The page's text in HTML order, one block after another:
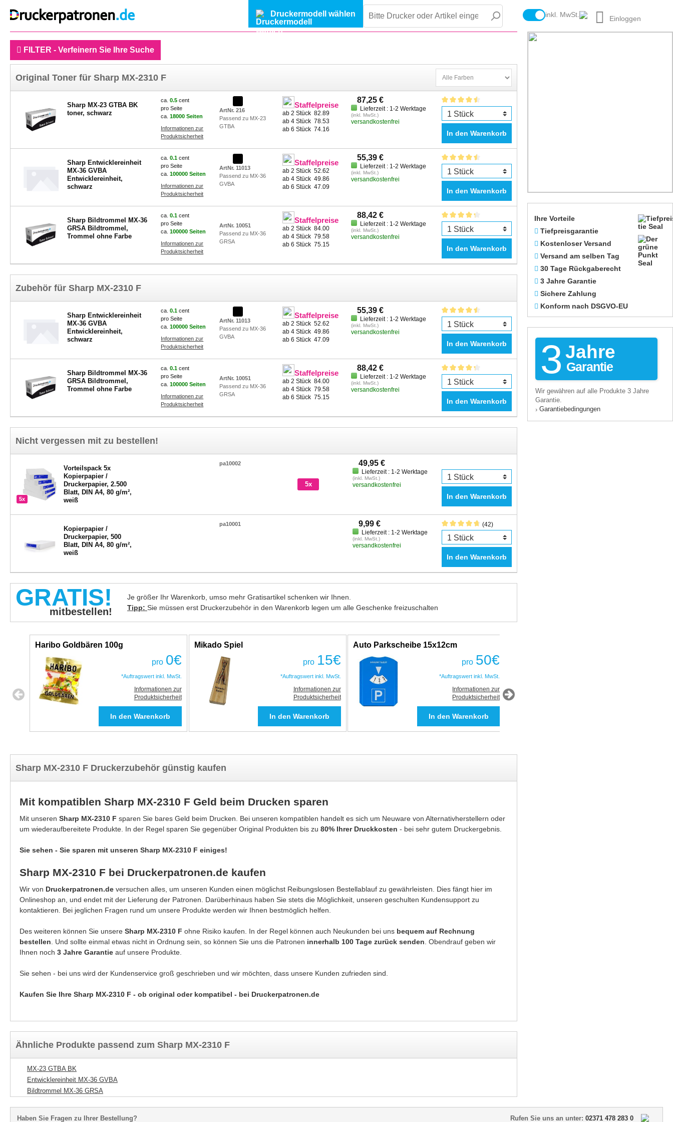
Druckermodell wählen inkl. MwSt. Einloggen
FILTER - Verfeinern Sie Ihre Suche
Original Toner für Sharp MX-2310 F
Sharp MX-23 GTBA BK
toner, schwarz
ca.0.5cent
pro Seite
ca.18000 Seiten
Informationen zur
Produktsicherheit
ArtNr. 216
Passend zu MX-23
GTBA
Staffelpreise
ab 2 Stück82.89
ab 4 Stück78.53
ab 6 Stück74.16
87,25 €
Lieferzeit : 1-2 Werktage
(inkl. MwSt.)
versandkostenfrei
In den Warenkorb
Sharp Entwicklereinheit
MX-36 GVBA
Entwicklereinheit,
schwarz
ca.0.1cent
pro Seite
ca.100000 Seiten
Informationen zur
Produktsicherheit
ArtNr. 11013
Passend zu MX-36
GVBA
Staffelpreise
ab 2 Stück52.62
ab 4 Stück49.86
ab 6 Stück47.09
55,39 €
Lieferzeit : 1-2 Werktage
(inkl. MwSt.)
versandkostenfrei
In den Warenkorb
Sharp Bildtrommel MX-36
GRSA Bildtrommel,
Trommel ohne Farbe
ca.0.1cent
pro Seite
ca.100000 Seiten
Informationen zur
Produktsicherheit
ArtNr. 10051
Passend zu MX-36
GRSA
Staffelpreise
ab 2 Stück84.00
ab 4 Stück79.58
ab 6 Stück75.15
88,42 €
Lieferzeit : 1-2 Werktage
(inkl. MwSt.)
versandkostenfrei
In den Warenkorb
Zubehör für Sharp MX-2310 F
Sharp Entwicklereinheit
MX-36 GVBA
Entwicklereinheit,
schwarz
ca.0.1cent
pro Seite
ca.100000 Seiten
Informationen zur
Produktsicherheit
ArtNr. 11013
Passend zu MX-36
GVBA
Staffelpreise
ab 2 Stück52.62
ab 4 Stück49.86
ab 6 Stück47.09
55,39 €
Lieferzeit : 1-2 Werktage
(inkl. MwSt.)
versandkostenfrei
In den Warenkorb
Sharp Bildtrommel MX-36
GRSA Bildtrommel,
Trommel ohne Farbe
ca.0.1cent
pro Seite
ca.100000 Seiten
Informationen zur
Produktsicherheit
ArtNr. 10051
Passend zu MX-36
GRSA
Staffelpreise
ab 2 Stück84.00
ab 4 Stück79.58
ab 6 Stück75.15
88,42 €
Lieferzeit : 1-2 Werktage
(inkl. MwSt.)
versandkostenfrei
In den Warenkorb
Nicht vergessen mit zu bestellen!
5x
Vorteilspack 5x
Kopierpapier /
Druckerpapier, 2.500
Blatt, DIN A4, 80 g/m²,
weiß
pa10002
5x
49,95 €
Lieferzeit : 1-2 Werktage
(inkl. MwSt.)
versandkostenfrei
In den Warenkorb
Kopierpapier /
Druckerpapier, 500
Blatt, DIN A4, 80 g/m²,
weiß
pa10001 9,99 €
Lieferzeit : 1-2 Werktage
(inkl. MwSt.)
versandkostenfrei
(42)
In den Warenkorb
GRATIS!
mitbestellen!
Je größer Ihr Warenkorb, umso mehr Gratisartikel schenken wir Ihnen.
Tipp: Sie müssen erst Druckerzubehör in den Warenkorb legen um alle Geschenke freizuschalten
Haribo Goldbären 100g
pro 0€
*Auftragswert inkl. MwSt.
Informationen zur
Produktsicherheit
Mikado Spiel
pro 15€
*Auftragswert inkl. MwSt.
Informationen zur
Produktsicherheit
Auto Parkscheibe 15x12cm
pro 50€
*Auftragswert inkl. MwSt.
Informationen zur
Produktsicherheit
Sharp MX-2310 F Druckerzubehör günstig kaufen
Mit kompatiblen Sharp MX-2310 F Geld beim Drucken sparen
Mit unseren Sharp MX-2310 F sparen Sie bares Geld beim Drucken. Bei unseren kompatiblen handelt es sich um Neuware von Alternativherstellern oder
um wiederaufbereitete Produkte. In der Regel sparen Sie gegenüber Original Produkten bis zu 80% Ihrer Druckkosten - bei sehr gutem Druckergebnis.
Sie sehen - Sie sparen mit unseren Sharp MX-2310 F einiges!
Sharp MX-2310 F bei Druckerpatronen.de kaufen
Wir von Druckerpatronen.de versuchen alles, um unseren Kunden einen möglichst Reibungslosen Bestellablauf zu gewährleisten. Dies fängt hier im
Onlineshop an, und endet mit der Lieferung der Patronen. Darüberhinaus haben Sie stets die Möglichkeit, unseren geschulten Kundensupport zu
kontaktieren. Bei jeglichen Fragen rund um unsere Produkte werden wir Ihnen bestmöglich helfen.
Des weiteren können Sie unsere Sharp MX-2310 F ohne Risiko kaufen. In der Regel können auch Neukunden bei uns bequem auf Rechnung
bestellen . Und sollte einmal etwas nicht in Ordnung sein, so können Sie uns die Patronen innerhalb 100 Tage zurück senden . Obendrauf geben wir
Ihnen noch 3 Jahre Garantie auf unsere Produkte.
Sie sehen - bei uns wird der Kundenservice groß geschrieben und wir möchten, dass unsere Kunden zufrieden sind.
Kaufen Sie Ihre Sharp MX-2310 F - ob original oder kompatibel - bei Druckerpatronen.de
Ähnliche Produkte passend zum Sharp MX-2310 F
MX-23 GTBA BK
Entwicklereinheit MX-36 GVBA
Bildtrommel MX-36 GRSA
Ihre Vorteile
Tiefpreisgarantie
Kostenloser Versand
Versand am selben Tag
30 Tage Rückgaberecht
3 Jahre Garantie
Sichere Zahlung
Konform nach DSGVO-EU
3 Jahre
Garantie
Wir gewähren auf alle Produkte 3 Jahre
Garantie.
› Garantiebedingungen
Haben Sie Fragen zu Ihrer Bestellung? Rufen Sie uns an unter: 02371 478 283 0